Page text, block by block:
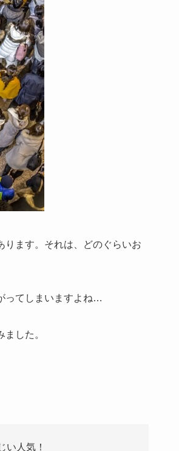
ります。それは、どのぐらいお
ってしまいますよね…
した。
い人気！